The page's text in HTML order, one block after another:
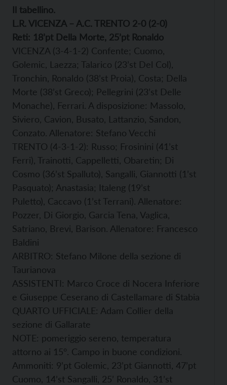
Il tabellino.
L.R. VICENZA – A.C. TRENTO 2-0 (2-0)
Reti: 18’pt Della Morte, 25’pt Ronaldo
VICENZA (3-4-1-2) Confente; Cuomo,
Golemic, Laezza; Talarico (23’st Del Col),
Tronchin, Ronaldo (38’st Proia), Costa; Della
Morte (38’st Greco); Pellegrini (23’st Delle
Monache), Ferrari. A disposizione: Massolo,
Siviero, Cavion, Busato, Lattanzio, Sandon,
Conzato. Allenatore: Stefano Vecchi
TRENTO (4-3-1-2): Russo; Frosinini (41’st
Ferri), Trainotti, Cappelletti, Obaretin; Di
Cosmo (36’st Spalluto), Sangalli, Giannotti (1’st
Pasquato); Anastasia; Italeng (19’st
Puletto), Caccavo (1’st Terrani). Allenatore:
Pozzer, Di Giorgio, Garcia Tena, Vaglica,
Satriano, Brevi, Barison. Allenatore: Francesco
Baldini
ARBITRO: Stefano Milone della sezione di
Taurianova
ASSISTENTI: Marco Croce di Nocera Inferiore
e Giuseppe Ceserano di Castellamare di Stabia
QUARTO UFFICIALE: Adam Collier della
sezione di Gallarate
NOTE: pomeriggio sereno, temperatura
attorno ai 15°. Campo in buone condizioni.
Ammoniti: 9’pt Golemic, 23’pt Giannotti, 47’pt
Cuomo, 14’st Sangalli, 25’ Ronaldo, 31’st